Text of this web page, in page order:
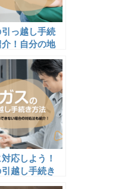
っ越し手続
！自分の地
応しよう！
越し手続き